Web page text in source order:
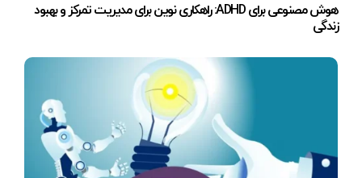
هوش مصنوعی برای ADHD: راهکاری نوین برای مدیریت تمرکز و بهبود
زندگی